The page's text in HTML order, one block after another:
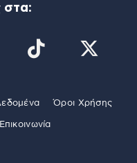
στα:
Όροι Χρήσης
Επικοινωνία